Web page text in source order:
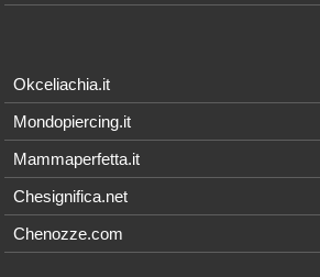
Okceliachia.it
Mondopiercing.it
Mammaperfetta.it
Chesignifica.net
Chenozze.com